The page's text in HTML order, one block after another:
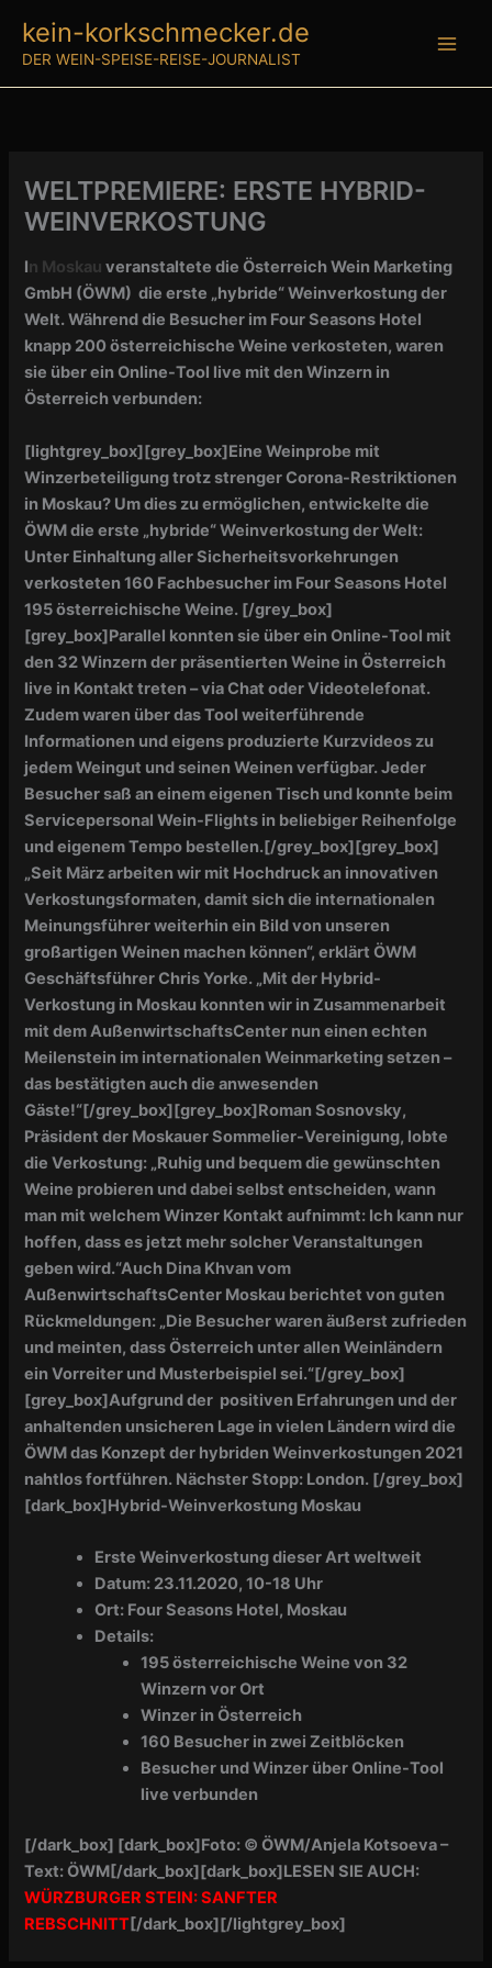
Inhalt
springen
kein-korkschmecker.de
DER WEIN-SPEISE-REISE-JOURNALIST
WELTPREMIERE: ERSTE HYBRID-
WEINVERKOSTUNG
In Moskauveranstaltete die Österreich Wein Marketing
GmbH (ÖWM) die erste „hybride“ Weinverkostung der
Welt. Während die Besucher im Four Seasons Hotel
knapp 200 österreichische Weine verkosteten, waren
sie über ein Online-Tool live mit den Winzern in
Österreich verbunden:
[lightgrey_box][grey_box]Eine Weinprobe mit
Winzerbeteiligung trotz strenger Corona-Restriktionen
in Moskau? Um dies zu ermöglichen, entwickelte die
ÖWM die erste „hybride“ Weinverkostung der Welt:
Unter Einhaltung aller Sicherheitsvorkehrungen
verkosteten 160 Fachbesucher im Four Seasons Hotel
195 österreichische Weine. [/grey_box]
[grey_box]Parallel konnten sie über ein Online-Tool mit
den 32 Winzern der präsentierten Weine in Österreich
live in Kontakt treten – via Chat oder Videotelefonat.
Zudem waren über das Tool weiterführende
Informationen und eigens produzierte Kurzvideos zu
jedem Weingut und seinen Weinen verfügbar. Jeder
Besucher saß an einem eigenen Tisch und konnte beim
Servicepersonal Wein-Flights in beliebiger Reihenfolge
und eigenem Tempo bestellen.[/grey_box][grey_box]
„Seit März arbeiten wir mit Hochdruck an innovativen
Verkostungsformaten, damit sich die internationalen
Meinungsführer weiterhin ein Bild von unseren
großartigen Weinen machen können“, erklärt ÖWM
Geschäftsführer Chris Yorke. „Mit der Hybrid-
Verkostung in Moskau konnten wir in Zusammenarbeit
mit dem AußenwirtschaftsCenter nun einen echten
Meilenstein im internationalen Weinmarketing setzen –
das bestätigten auch die anwesenden
Gäste!“[/grey_box][grey_box]Roman Sosnovsky,
Präsident der Moskauer Sommelier-Vereinigung, lobte
die Verkostung: „Ruhig und bequem die gewünschten
Weine probieren und dabei selbst entscheiden, wann
man mit welchem Winzer Kontakt aufnimmt: Ich kann nur
hoffen, dass es jetzt mehr solcher Veranstaltungen
geben wird.“Auch Dina Khvan vom
AußenwirtschaftsCenter Moskau berichtet von guten
Rückmeldungen: „Die Besucher waren äußerst zufrieden
und meinten, dass Österreich unter allen Weinländern
ein Vorreiter und Musterbeispiel sei.“[/grey_box]
[grey_box]Aufgrund der positiven Erfahrungen und der
anhaltenden unsicheren Lage in vielen Ländern wird die
ÖWM das Konzept der hybriden Weinverkostungen 2021
nahtlos fortführen. Nächster Stopp: London. [/grey_box]
[dark_box]Hybrid-Weinverkostung Moskau
Erste Weinverkostung dieser Art weltweit
Datum: 23.11.2020, 10-18 Uhr
Ort: Four Seasons Hotel, Moskau
Details:
195 österreichische Weine von 32
Winzern vor Ort
Winzer in Österreich
160 Besucher in zwei Zeitblöcken
Besucher und Winzer über Online-Tool
live verbunden
[/dark_box] [dark_box]Foto: © ÖWM/Anjela Kotsoeva –
Text: ÖWM[/dark_box][dark_box]LESEN SIE AUCH:
WÜRZBURGER STEIN: SANFTER
REBSCHNITT[/dark_box][/lightgrey_box]